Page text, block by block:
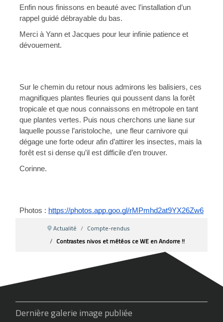
Enfin nous finissons en beauté avec l’installation d’un
rappel guidé débrayable du bas.
Merci à Yann et Jacques pour leur infinie patience et
dévouement.
Sur le chemin du retour nous admirons les balisiers, ces
magnifiques plantes fleuries qui poussent dans la forêt
tropicale et que nous connaissons en métropole en tant
que plantes vertes. Puis nous cherchons une liane sur
laquelle pousse l’aristoloche,  une fleur carnivore qui
dégage une forte odeur afin d’attirer les insectes, mais la
forêt est si dense qu’il est difficile d’en trouver.
Corinne.
Photos : https://photos.app.goo.gl/rMPmhd2at9YX26Zw6
Actualité
Compte-rendus
Contrastes nivos et météos ce WE en Andorre !!
Dernière galerie image publiée